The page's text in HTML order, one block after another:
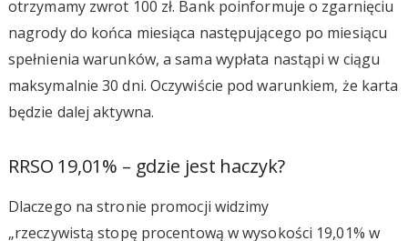
otrzymamy zwrot 100 zł. Bank poinformuje o zgarnięciu
nagrody do końca miesiąca następującego po miesiącu
spełnienia warunków, a sama wypłata nastąpi w ciągu
maksymalnie 30 dni. Oczywiście pod warunkiem, że karta
będzie dalej aktywna.
RRSO 19,01% – gdzie jest haczyk?
Dlaczego na stronie promocji widzimy
„rzeczywistą stopę procentową w wysokości 19,01% w